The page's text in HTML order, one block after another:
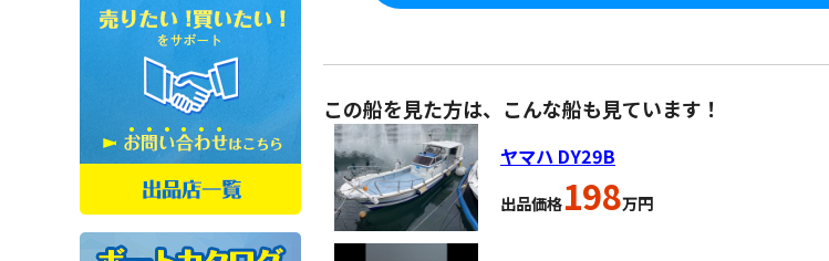
この船を見た方は、こんな船も見ています！
ヤマハ DY29B
出品価格198万円